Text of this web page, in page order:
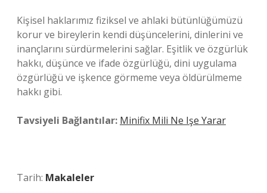
Kişisel haklarımız fiziksel ve ahlaki bütünlüğümüzü
korur ve bireylerin kendi düşüncelerini, dinlerini ve
inançlarını sürdürmelerini sağlar. Eşitlik ve özgürlük
hakkı, düşünce ve ifade özgürlüğü, dini uygulama
özgürlüğü ve işkence görmeme veya öldürülmeme
hakkı gibi.
Tavsiyeli Bağlantılar: Minifix Mili Ne Işe Yarar
Tarih: Makaleler